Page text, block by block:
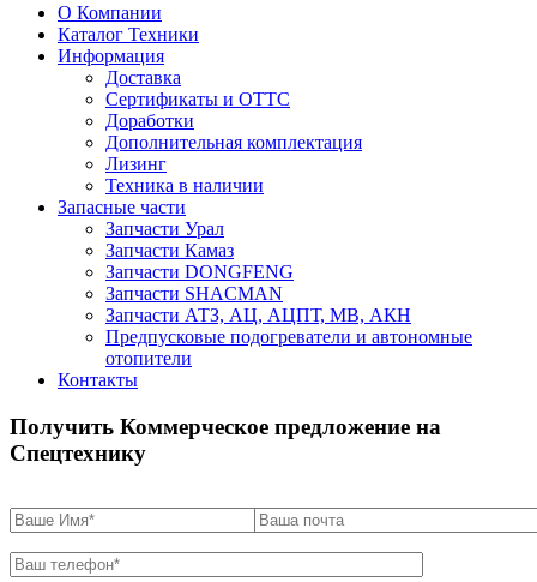
О Компании
Каталог Техники
Информация
Доставка
Сертификаты и ОТТС
Доработки
Дополнительная комплектация
Лизинг
Техника в наличии
Запасные части
Запчасти Урал
Запчасти Камаз
Запчасти DONGFENG
Запчасти SHACMAN
Запчасти АТЗ, АЦ, АЦПТ, МВ, АКН
Предпусковые подогреватели и автономные
отопители
Контакты
Получить Коммерческое предложение на
Спецтехнику